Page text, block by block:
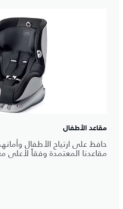
مقاعد الأطفال
حافظ على ارتياح الأطفال
مقاعدنا المعتمدة وفقاً لأعلى